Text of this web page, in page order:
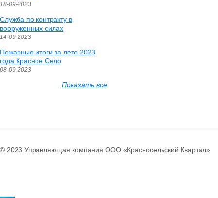
18-09-2023
Служба по контракту в
вооруженных силах
14-09-2023
Пожарные итоги за лето 2023
года Красное Село
08-09-2023
Показать все
© 2023 Управляющая компания ООО «Красносельский Квартал»